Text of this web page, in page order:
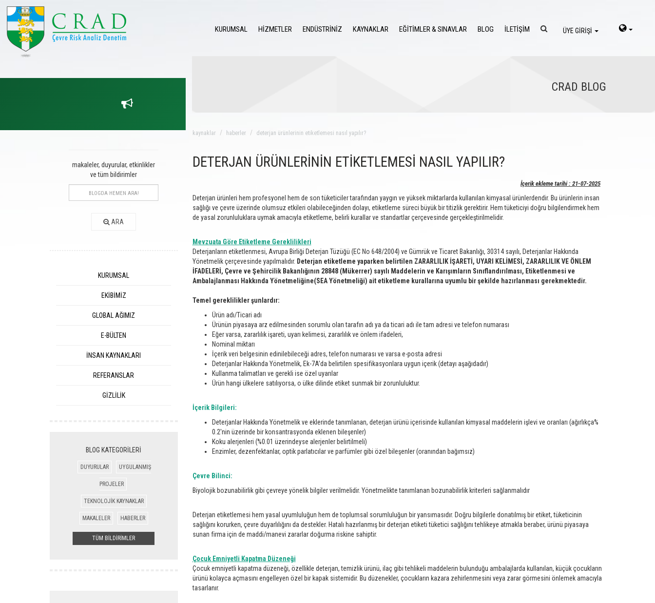
KURUMSAL HİZMETLER ENDÜSTRİNİZ KAYNAKLAR EĞİTİMLER & SINAVLAR BLOG İLETİŞİM ÜYE GİRİŞİ
CRAD BLOG
makaleler, duyurular, etkinlikler
ve tüm bildirimler
ARA
KURUMSAL
EKİBİMİZ
GLOBAL AĞIMIZ
E-BÜLTEN
İNSAN KAYNAKLARI
REFERANSLAR
GİZLİLİK
BLOG KATEGORİLERİ
DUYURULAR UYGULANMIŞ
PROJELER
TEKNOLOJİK KAYNAKLAR
MAKALELER HABERLER
TÜM BİLDİRİMLER
kaynaklar haberler deterjan ürünlerinin etiketlemesi nasıl yapılır?
DETERJAN ÜRÜNLERİNİN ETİKETLEMESİ NASIL YAPILIR?
İçerik ekleme tarihi : 21-07-2025
Deterjan ürünleri hem profesyonel hem de son tüketiciler tarafından yaygın ve yüksek miktarlarda kullanılan kimyasal ürünlerdendir. Bu ürünlerin insan
sağlığı ve çevre üzerinde olumsuz etkileri olabileceğinden dolayı, etiketleme süreci büyük bir titizlik gerektirir. Hem tüketiciyi doğru bilgilendirmek hem
de yasal zorunluluklara uymak amacıyla etiketleme, belirli kurallar ve standartlar çerçevesinde gerçekleştirilmelidir.
Mevzuata Göre Etiketleme Gereklilikleri
Deterjanların etiketlenmesi, Avrupa Birliği Deterjan Tüzüğü (EC No 648/2004) ve Gümrük ve Ticaret Bakanlığı, 30314 sayılı, Deterjanlar Hakkında
Yönetmelik çerçevesinde yapılmalıdır. Deterjan etiketleme yaparken belirtilen ZARARLILIK İŞARETİ, UYARI KELİMESİ, ZARARLILIK VE ÖNLEM
İFADELERİ, Çevre ve Şehircilik Bakanlığının 28848 (Mükerrer) sayılı Maddelerin ve Karışımların Sınıflandırılması, Etiketlenmesi ve
Ambalajlanması Hakkında Yönetmeliğine(SEA Yönetmeliği) ait etiketleme kurallarına uyumlu bir şekilde hazırlanması gerekmektedir.
Temel gereklilikler şunlardır:
Ürün adı/Ticari adı
Ürünün piyasaya arz edilmesinden sorumlu olan tarafın adı ya da ticari adı ile tam adresi ve telefon numarası
Eğer varsa, zararlılık işareti, uyarı kelimesi, zararlılık ve önlem ifadeleri,
Nominal miktarı
İçerik veri belgesinin edinilebileceği adres, telefon numarası ve varsa e-posta adresi
Deterjanlar Hakkında Yönetmelik, Ek-7A’da belirtilen spesifikasyonlara uygun içerik (detayı aşağıdadır)
Kullanma talimatları ve gerekli ise özel uyarılar
Ürün hangi ülkelere satılıyorsa, o ülke dilinde etiket sunmak bir zorunluluktur.
İçerik Bilgileri:
Deterjanlar Hakkında Yönetmelik ve eklerinde tanımlanan, deterjan ürünü içerisinde kullanılan kimyasal maddelerin işlevi ve oranları (ağırlıkça%
0.2'nin üzerinde bir konsantrasyonda eklenen bileşenler)
Koku alerjenleri (%0.01 üzerindeyse alerjenler belirtilmeli)
Enzimler, dezenfektanlar, optik parlatıcılar ve parfümler gibi özel bileşenler (oranından bağımsız)
Çevre Bilinci:
Biyolojik bozunabilirlik gibi çevreye yönelik bilgiler verilmelidir. Yönetmelikte tanımlanan bozunabilirlik kriterleri sağlanmalıdır
Deterjan etiketlemesi hem yasal uyumluluğun hem de toplumsal sorumluluğun bir yansımasıdır. Doğru bilgilerle donatılmış bir etiket, tüketicinin
sağlığını korurken, çevre duyarlılığını da destekler. Hatalı hazırlanmış bir deterjan etiketi tüketici sağlığını tehlikeye atmakla beraber, ürünü piyasaya
sunan firma için de maddi/manevi zararlar doğurma riskine sahiptir.
Çocuk Emniyetli Kapatma Düzeneği
Çocuk emniyetli kapatma düzeneği, özellikle deterjan, temizlik ürünü, ilaç gibi tehlikeli maddelerin bulunduğu ambalajlarda kullanılan, küçük çocukların
ürünü kolayca açmasını engelleyen özel bir kapak sistemidir. Bu düzenekler, çocukların kazara zehirlenmesini veya zarar görmesini önlemek amacıyla
tasarlanır.